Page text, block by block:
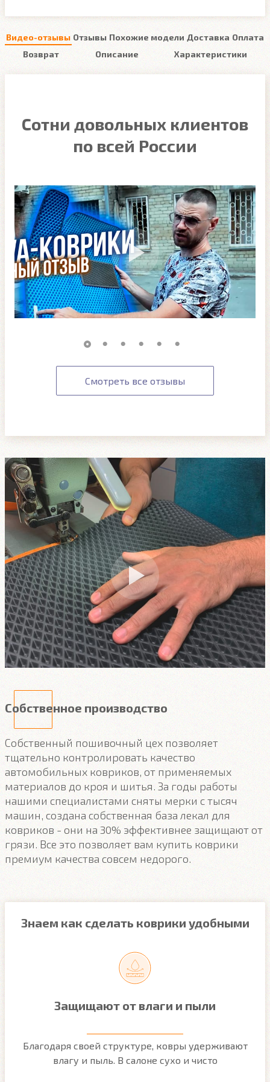
Видео-отзывы Отзывы Похожие модели Доставка Оплата
Возврат
Описание Характеристики
Сотни довольных клиентов
по всей России
Смотреть все отзывы
Собственное производство
Собственный пошивочный цех позволяет
тщательно контролировать качество
автомобильных ковриков, от применяемых
материалов до кроя и шитья. За годы работы
нашими специалистами сняты мерки с тысяч
машин, создана собственная база лекал для
ковриков - они на 30% эффективнее защищают от
грязи. Все это позволяет вам купить коврики
премиум качества совсем недорого.
Знаем как сделать коврики удобными
Защищают от влаги и пыли
Благодаря своей структуре, ковры удерживают
влагу и пыль. В салоне сухо и чисто